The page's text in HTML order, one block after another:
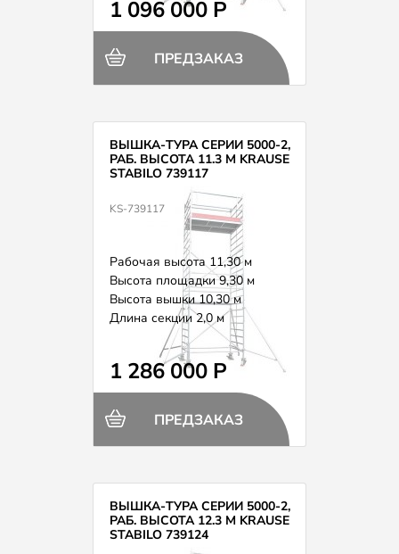
1 096 000 Р
ПРЕДЗАКАЗ
ВЫШКА-ТУРА СЕРИИ 5000-2,
РАБ. ВЫСОТА 11.3 М KRAUSE
STABILO 739117
KS-739117
Рабочая высота 11,30 м
Высота площадки 9,30 м
Высота вышки 10,30 м
Длина секции 2,0 м
Вес 319,0 кг
1 286 000 Р
ПРЕДЗАКАЗ
ВЫШКА-ТУРА СЕРИИ 5000-2,
РАБ. ВЫСОТА 12.3 М KRAUSE
STABILO 739124